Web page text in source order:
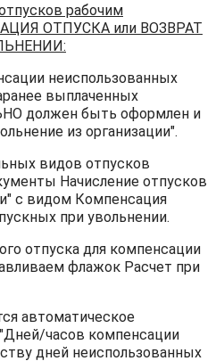
рабочим
ОТПУСКА или ВОЗВРАТ
неиспользованных
выплаченных
должен быть оформлен и
из организации".
видов отпусков
Начисление отпусков
с видом Компенсация
при увольнении.
отпуска для компенсации
флажок Расчет при
автоматическое
часов компенсации
дней неиспользованных